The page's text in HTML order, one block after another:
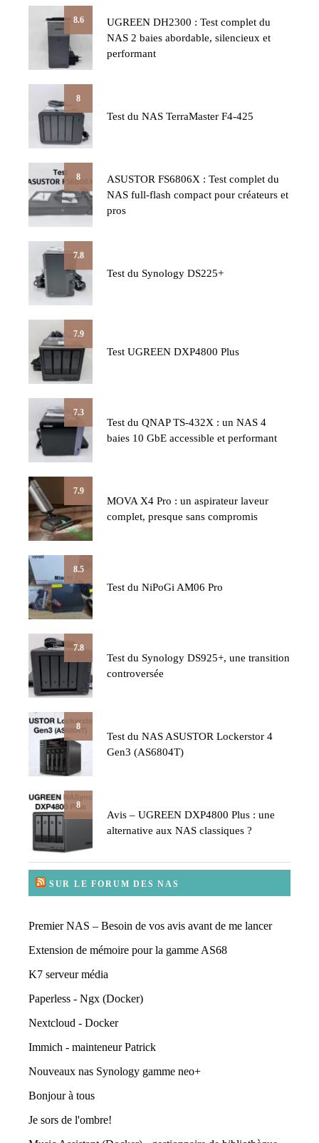
8.6
UGREEN DH2300 : Test complet du
NAS 2 baies abordable, silencieux et
performant
8
Test du NAS TerraMaster F4-425
8
ASUSTOR FS6806X : Test complet du
NAS full-flash compact pour créateurs et
pros
7.8
Test du Synology DS225+
7.9
Test UGREEN DXP4800 Plus
7.3
Test du QNAP TS-432X : un NAS 4
baies 10 GbE accessible et performant
7.9
MOVA X4 Pro : un aspirateur laveur
complet, presque sans compromis
8.5
Test du NiPoGi AM06 Pro
7.8
Test du Synology DS925+, une transition
controversée
8
Test du NAS ASUSTOR Lockerstor 4
Gen3 (AS6804T)
8
Avis – UGREEN DXP4800 Plus : une
alternative aux NAS classiques ?
SUR LE FORUM DES NAS
Premier NAS – Besoin de vos avis avant de me lancer
Extension de mémoire pour la gamme AS68
K7 serveur média
Paperless - Ngx (Docker)
Nextcloud - Docker
Immich - mainteneur Patrick
Nouveaux nas Synology gamme neo+
Bonjour à tous
Je sors de l'ombre!